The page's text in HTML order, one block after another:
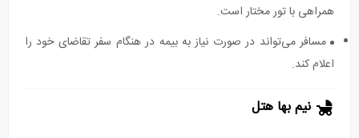
همراهی با تور مختار است.
مسافر می‌تواند در صورت نیاز به بیمه در هنگام سفر تقاضای خود را
اعلام کند.
نیم بها هتل